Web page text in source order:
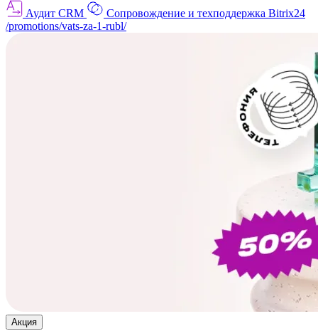
Аудит CRM
Сопровождение и техподдержка Bitrix24
/promotions/vats-za-1-rubl/
Акция